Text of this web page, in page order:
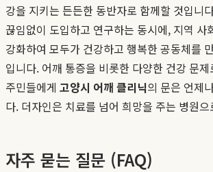
강을 지키는 든든한 동반자로 함께할 것입니
끊임없이 도입하고 연구하는 동시에, 지역 사
강화하여 모두가 건강하고 행복한 공동체를
입니다. 어깨 통증을 비롯한 다양한 건강 문
주민들에게 고양시 어깨 클리닉의 문은 언제
다. 더자인은 치료를 넘어 희망을 주는 병원
자주 묻는 질문 (FAQ)